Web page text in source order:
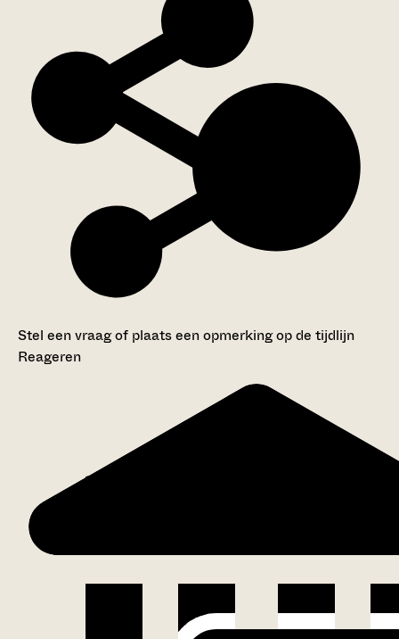
Stel een vraag of plaats een opmerking op de tijdlijn
Reageren